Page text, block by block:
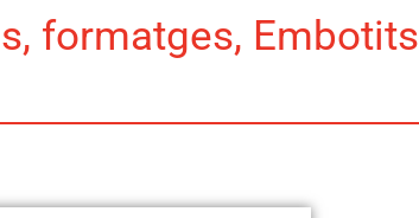
formatges, Embotits